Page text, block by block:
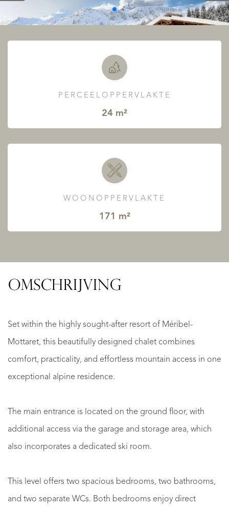
PERCEELOPPERVLAKTE
24 m²
WOONOPPERVLAKTE
171 m²
OMSCHRIJVING
Set within the highly sought-after resort of Méribel-
Mottaret, this beautifully designed chalet combines
comfort, practicality, and effortless mountain access in one
exceptional alpine residence.
The main entrance is located on the ground floor, with
additional access via the garage and storage area, which
also incorporates a dedicated ski room.
This level offers two spacious bedrooms, two bathrooms,
and two separate WCs. Both bedrooms enjoy direct